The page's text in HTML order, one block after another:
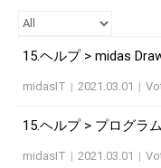
15.ヘルプ > midas
midasIT | 2021.03.01 |
15.ヘルプ > プログラ
midasIT | 2021.03.01 |